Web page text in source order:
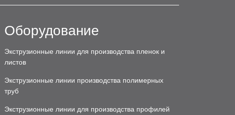
Оборудование
Экструзионные линии для производства пленок и
листов
Экструзионные линии производства полимерных
труб
Экструзионные линии для производства профилей